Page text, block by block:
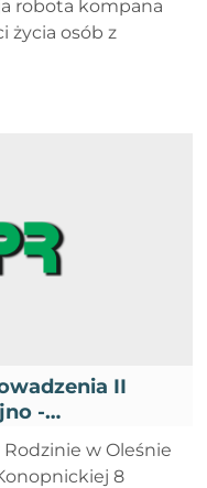
robota kompana
życia osób z
II
-
- VII
w Oleśnie
8